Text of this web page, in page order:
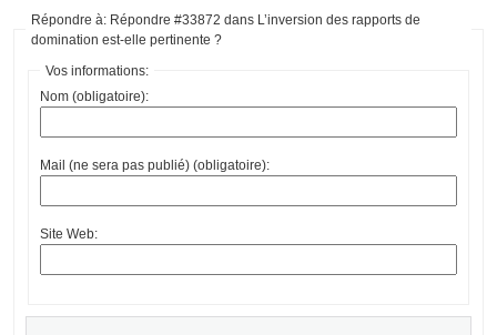
Répondre à: Répondre #33872 dans L’inversion des rapports de
domination est-elle pertinente ?
Vos informations:
Nom (obligatoire):
Mail (ne sera pas publié) (obligatoire):
Site Web: